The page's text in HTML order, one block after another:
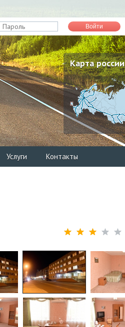
Войти
Карта россии
Услуги Контакты